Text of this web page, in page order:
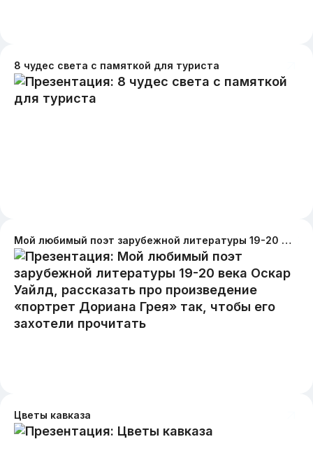
8 чудес света с памяткой для туриста
Мой любимый поэт зарубежной литературы 19-20 века Оскар Уайлд, рассказать про произведение «портрет Дориана Грея» так, чтобы его захотели прочитать
Цветы кавказа